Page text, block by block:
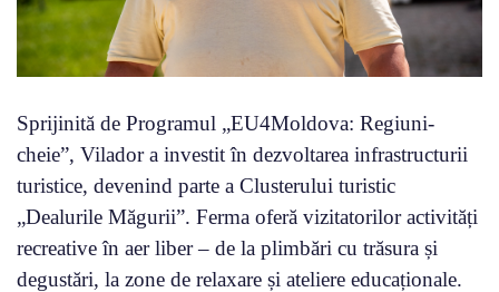
Sprijinită de Programul „EU4Moldova: Regiuni-
cheie”, Vilador a investit în dezvoltarea infrastructurii
turistice, devenind parte a Clusterului turistic
„Dealurile Măgurii”. Ferma oferă vizitatorilor activități
recreative în aer liber – de la plimbări cu trăsura și
degustări, la zone de relaxare și ateliere educaționale.